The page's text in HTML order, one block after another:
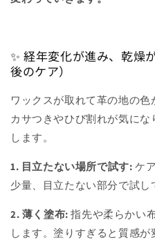
✨ 経年変化が進み、乾燥
後のケア）
ワックスが取れて革の地の
カサつきやひび割れが気に
します。
1. 目立たない場所で試す: ケ
少量、目立たない部分で試し
2. 薄く塗布: 指先や柔らかい
します。塗りすぎると質感